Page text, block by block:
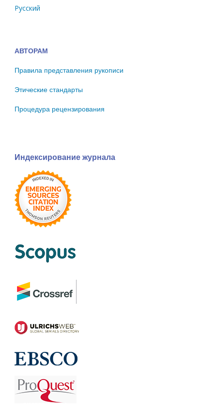
Русский
АВТОРАМ
Правила представления рукописи
Этические стандарты
Процедура рецензирования
Индексирование журнала